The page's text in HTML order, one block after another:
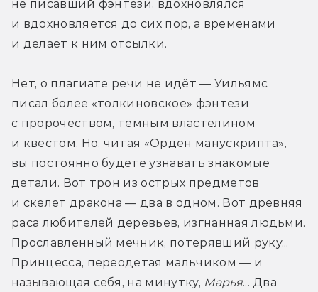
не писавший фэнтези, вдохновлялся
и вдохновляется до сих пор, а временами
и делает к ним отсылки.
Нет, о плагиате речи не идёт — Уильямс
писал более «толкиновское» фэнтези
с пророчеством, тёмным властелином
и квестом. Но, читая «Орден манускрипта»,
вы постоянно будете узнавать знакомые
детали. Вот трон из острых предметов
и скелет дракона — два в одном. Вот древняя
раса любителей деревьев, изгнанная людьми.
Прославленный мечник, потерявший руку...
Принцесса, переодетая мальчиком — и
называющая себя, на минутку, Марья... Два